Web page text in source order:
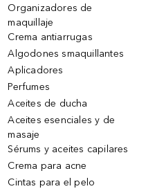
Organizadores de
maquillaje
Crema antiarrugas
Algodones smaquillantes
Aplicadores
Perfumes
Aceites de ducha
Aceites esenciales y de
masaje
Sérums y aceites capilares
Crema para acne
Cintas para el pelo